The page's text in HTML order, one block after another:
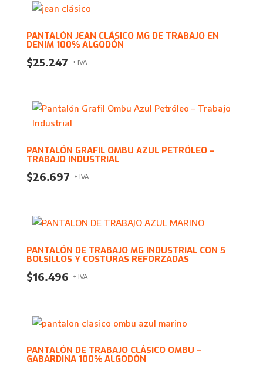
PANTALÓN JEAN CLÁSICO MG DE TRABAJO EN
DENIM 100% ALGODÓN
$25.247 + IVA
PANTALÓN GRAFIL OMBU AZUL PETRÓLEO –
TRABAJO INDUSTRIAL
$26.697 + IVA
PANTALÓN DE TRABAJO MG INDUSTRIAL CON 5
BOLSILLOS Y COSTURAS REFORZADAS
$16.496 + IVA
PANTALÓN DE TRABAJO CLÁSICO OMBU –
GABARDINA 100% ALGODÓN